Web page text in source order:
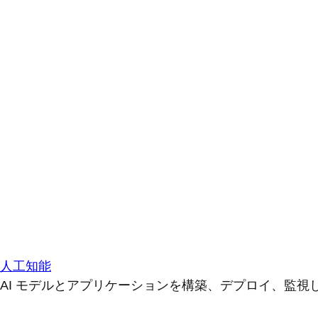
人工知能
AI モデルとアプリケーションを構築、デプロイ、監視